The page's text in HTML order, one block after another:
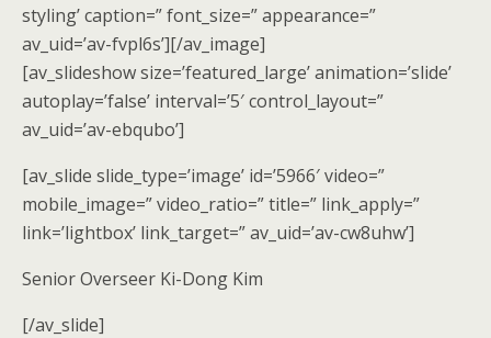
styling’ caption=” font_size=” appearance=”
av_uid=’av-fvpl6s’][/av_image]
[av_slideshow size=’featured_large’ animation=’slide’
autoplay=’false’ interval=’5′ control_layout=”
av_uid=’av-ebqubo’]
[av_slide slide_type=’image’ id=’5966′ video=”
mobile_image=” video_ratio=” title=” link_apply=”
link=’lightbox’ link_target=” av_uid=’av-cw8uhw’]
Senior Overseer Ki-Dong Kim
[/av_slide]